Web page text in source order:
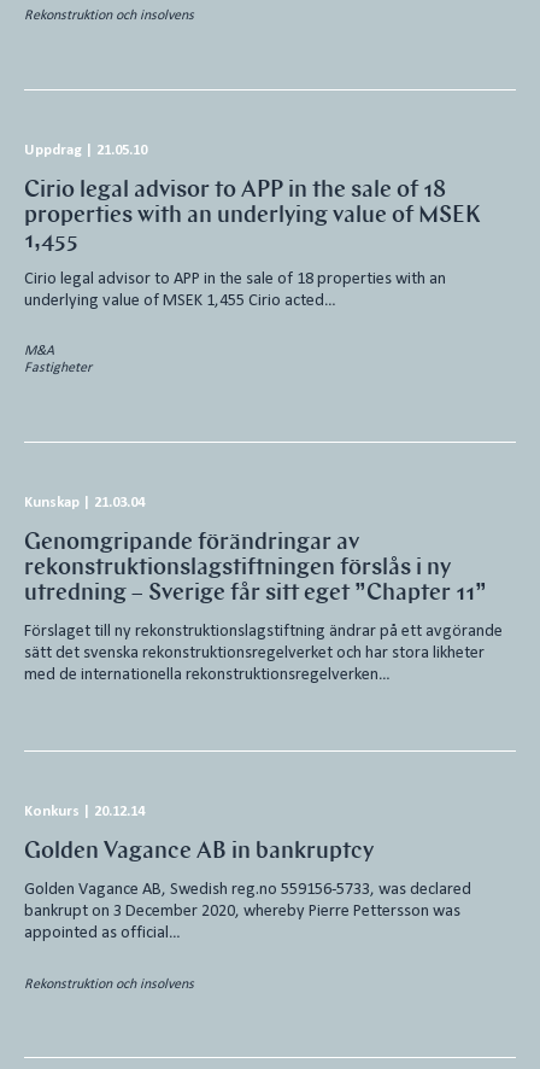
Rekonstruktion och insolvens
Uppdrag 21.05.10
Cirio legal advisor to APP in the sale of 18
properties with an underlying value of MSEK
1,455
Cirio legal advisor to APP in the sale of 18 properties with an
underlying value of MSEK 1,455 Cirio acted…
M&A
Fastigheter
Kunskap 21.03.04
Genomgripande förändringar av
rekonstruktionslagstiftningen förslås i ny
utredning – Sverige får sitt eget ”Chapter 11”
Förslaget till ny rekonstruktionslagstiftning ändrar på ett avgörande
sätt det svenska rekonstruktionsregelverket och har stora likheter
med de internationella rekonstruktionsregelverken…
Konkurs 20.12.14
Golden Vagance AB in bankruptcy
Golden Vagance AB, Swedish reg.no 559156-5733, was declared
bankrupt on 3 December 2020, whereby Pierre Pettersson was
appointed as official…
Rekonstruktion och insolvens